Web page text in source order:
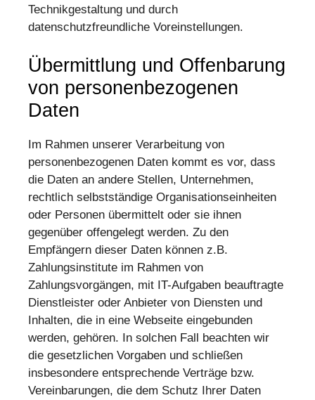
Technikgestaltung und durch
datenschutzfreundliche Voreinstellungen.
Übermittlung und Offenbarung
von personenbezogenen
Daten
Im Rahmen unserer Verarbeitung von
personenbezogenen Daten kommt es vor, dass
die Daten an andere Stellen, Unternehmen,
rechtlich selbstständige Organisationseinheiten
oder Personen übermittelt oder sie ihnen
gegenüber offengelegt werden. Zu den
Empfängern dieser Daten können z.B.
Zahlungsinstitute im Rahmen von
Zahlungsvorgängen, mit IT-Aufgaben beauftragte
Dienstleister oder Anbieter von Diensten und
Inhalten, die in eine Webseite eingebunden
werden, gehören. In solchen Fall beachten wir
die gesetzlichen Vorgaben und schließen
insbesondere entsprechende Verträge bzw.
Vereinbarungen, die dem Schutz Ihrer Daten